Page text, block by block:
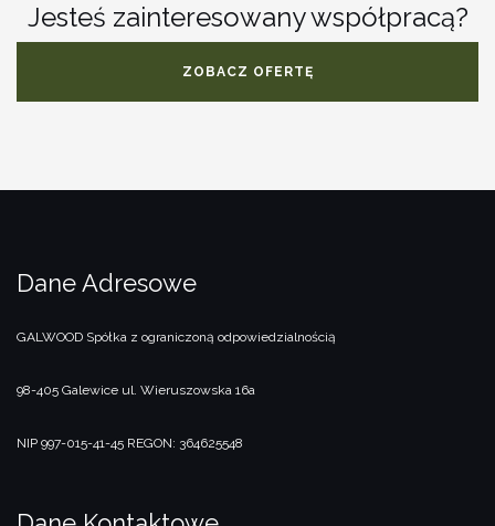
Jesteś zainteresowany współpracą?
ZOBACZ OFERTĘ
Dane Adresowe
GALWOOD Spółka z ograniczoną odpowiedzialnością
98-405 Galewice ul. Wieruszowska 16a
NIP 997-015-41-45 REGON: 364625548